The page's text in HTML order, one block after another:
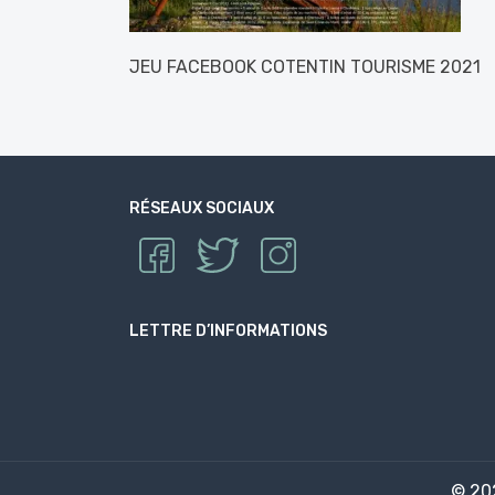
JEU FACEBOOK COTENTIN TOURISME 2021
RÉSEAUX SOCIAUX
LETTRE D’INFORMATIONS